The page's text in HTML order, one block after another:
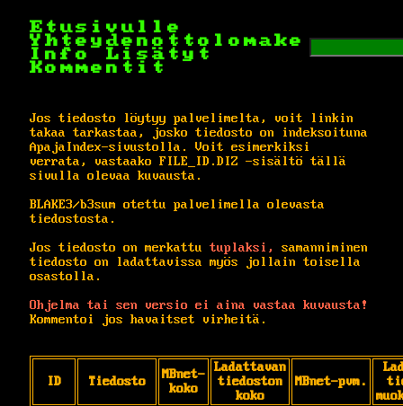
Etusivulle
Yhteydenottolomake
Info
Lisätyt
Kommentit
Jos tiedosto löytyy palvelimelta, voit linkin
takaa tarkastaa, josko tiedosto on indeksoituna
ApajaIndex-sivustolla. Voit esimerkiksi
verrata, vastaako FILE_ID.DIZ -sisältö tällä
sivulla olevaa kuvausta.
BLAKE3/b3sum otettu palvelimella olevasta
tiedostosta.
Jos tiedosto on merkattu tuplaksi,
samanniminen
tiedosto on ladattavissa myös jollain toisella
osastolla.
Ohjelma tai sen versio ei aina vastaa kuvausta!
Kommentoi jos havaitset virheitä.
ID Tiedosto
MBnet-
koko
Ladattavan
tiedoston
koko
MBnet-pvm.